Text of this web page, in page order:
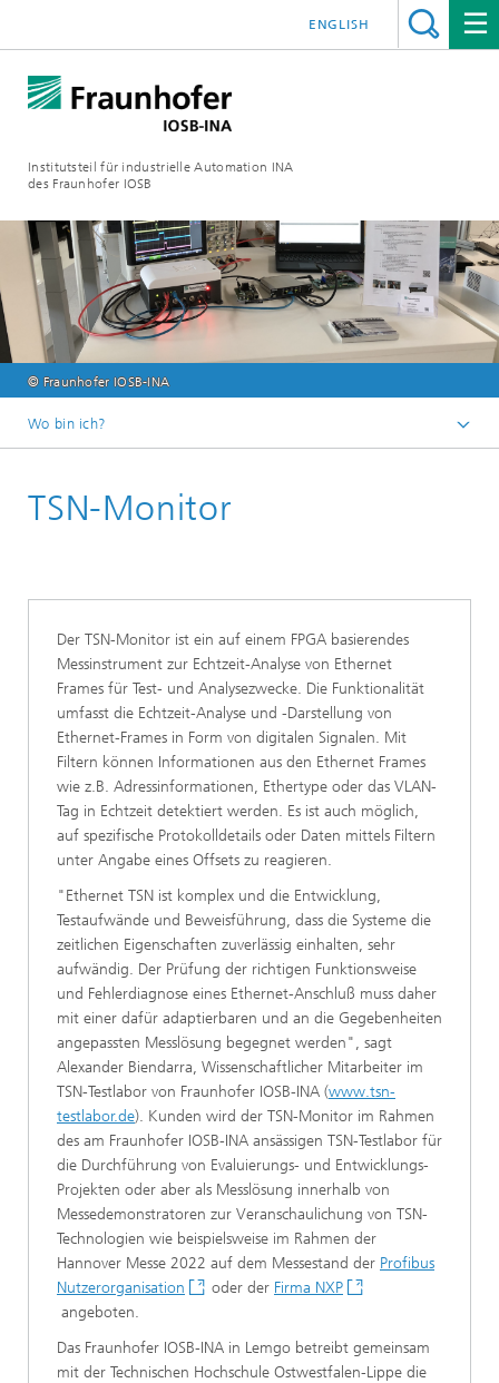
Institutsteil für industrielle Automation INA
des Fraunhofer IOSB
ENGLISH
© Fraunhofer IOSB-INA
Wo bin ich?
Industrielle Kommunikationssysteme
TSN-Monitor
Der TSN-Monitor ist ein auf einem FPGA basierendes
Messinstrument zur Echtzeit-Analyse von Ethernet
Frames für Test- und Analysezwecke. Die Funktionalität
umfasst die Echtzeit-Analyse und -Darstellung von
Ethernet-Frames in Form von digitalen Signalen. Mit
Filtern können Informationen aus den Ethernet Frames
wie z.B. Adressinformationen, Ethertype oder das VLAN-
Tag in Echtzeit detektiert werden. Es ist auch möglich,
auf spezifische Protokolldetails oder Daten mittels Filtern
unter Angabe eines Offsets zu reagieren.
"Ethernet TSN ist komplex und die Entwicklung,
Testaufwände und Beweisführung, dass die Systeme die
zeitlichen Eigenschaften zuverlässig einhalten, sehr
aufwändig. Der Prüfung der richtigen Funktionsweise
und Fehlerdiagnose eines Ethernet-Anschluß muss daher
mit einer dafür adaptierbaren und an die Gegebenheiten
angepassten Messlösung begegnet werden", sagt
Alexander Biendarra, Wissenschaftlicher Mitarbeiter im
TSN-Testlabor von Fraunhofer IOSB-INA (www.tsn-
testlabor.de). Kunden wird der TSN-Monitor im Rahmen
des am Fraunhofer IOSB-INA ansässigen TSN-Testlabor für
die Durchführung von Evaluierungs- und Entwicklungs-
Projekten oder aber als Messlösung innerhalb von
Messedemonstratoren zur Veranschaulichung von TSN-
Technologien wie beispielsweise im Rahmen der
Hannover Messe 2022 auf dem Messestand der Profibus
Nutzerorganisation
oder der Firma NXP
angeboten.
Das Fraunhofer IOSB-INA in Lemgo betreibt gemeinsam
mit der Technischen Hochschule Ostwestfalen-Lippe die